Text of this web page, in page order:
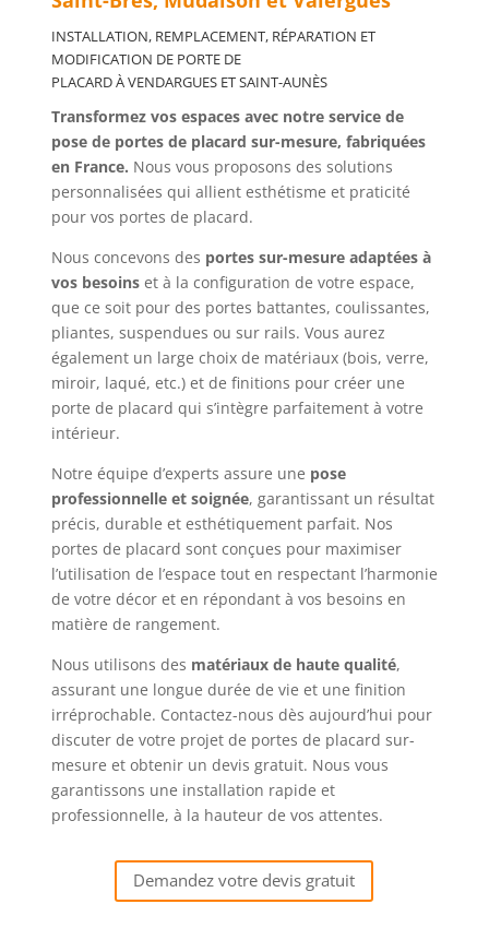
INSTALLATION, REMPLACEMENT, RÉPARATION ET
MODIFICATION DE PORTE DE
PLACARD ÀVENDARGUES ET SAINT-AUNÈS
Transformez vos espaces avec notre service de
pose de portes de placard sur-mesure, fabriquées
en France. Nous vous proposons des solutions
personnalisées qui allient esthétisme et praticité
pour vos portes de placard.
Nous concevons des portes sur-mesure adaptées à
vos besoinset à la configuration de votre espace,
que ce soit pour des portes battantes, coulissantes,
pliantes, suspendues ou sur rails. Vous aurez
également un large choix de matériaux (bois, verre,
miroir, laqué, etc.) et de finitions pour créer une
porte de placard qui s’intègre parfaitement à votre
intérieur.
Notre équipe d’experts assure une pose
professionnelle et soignée, garantissant un résultat
précis, durable et esthétiquement parfait. Nos
portes de placard sont conçues pour maximiser
l’utilisation de l’espace tout en respectant l’harmonie
de votre décor et en répondant à vos besoins en
matière de rangement.
Nous utilisons des matériaux de haute qualité,
assurant une longue durée de vie et une finition
irréprochable. Contactez-nous dès aujourd’hui pour
discuter de votre projet de portes de placard sur-
mesure et obtenir un devis gratuit. Nous vous
garantissons une installation rapide et
professionnelle, à la hauteur de vos attentes.
Demandez votre devis gratuit